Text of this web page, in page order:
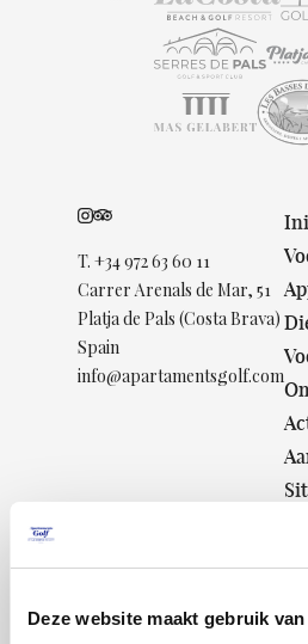
Deze website maakt gebruik
T. +34 972 63 60 11
Carrer Arenals de Mar, 51
Platja de Pals (Costa Brava)
Spain
info@apartamentsgolf.com
la Costa